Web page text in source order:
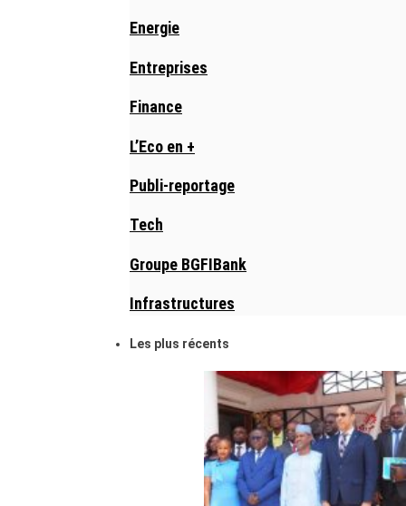
Energie
Entreprises
Finance
L’Eco en +
Publi-reportage
Tech
Groupe BGFIBank
Infrastructures
Les plus récents